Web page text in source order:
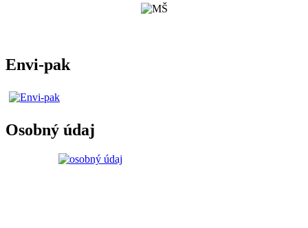
Envi-pak
Osobný údaj